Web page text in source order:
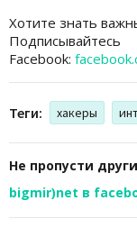
Хотите знать
Facebook:
Теги: хакеры
Не пропусти
bigmir)net в